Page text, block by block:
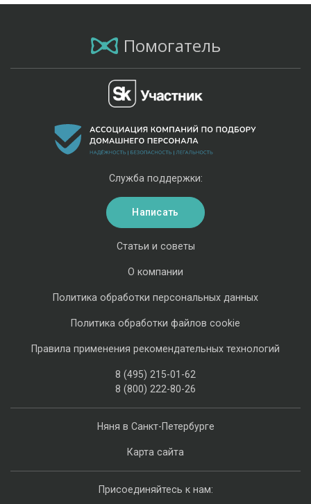
Помогатель
Няня в Санкт-Петербурге
Карта сайта
Статьи и советы
О компании
Политика обработки персональных данных
Политика обработки файлов cookie
Правила применения рекомендательных технологий
8 (495) 215-01-62
8 (800) 222-80-26
Служба поддержки:
Написать
Присоединяйтесь к нам: